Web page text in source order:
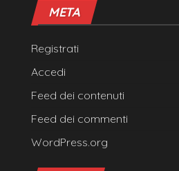
META
Registrati
Accedi
Feed dei contenuti
Feed dei commenti
WordPress.org